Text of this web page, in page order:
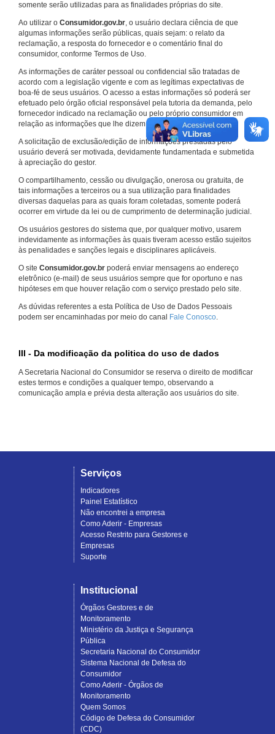
somente serão utilizadas para as finalidades próprias do site.
Ao utilizar o Consumidor.gov.br, o usuário declara ciência de que
algumas informações serão públicas, quais sejam: o relato da
reclamação, a resposta do fornecedor e o comentário final do
consumidor, conforme Termos de Uso.
As informações de caráter pessoal ou confidencial são tratadas de
acordo com a legislação vigente e com as legítimas expectativas de
boa-fé de seus usuários. O acesso a estas informações só poderá ser
efetuado pelo órgão oficial responsável pela tutoria da demanda, pelo
fornecedor indicado na reclamação ou pelo próprio consumidor em
relação as informações que lhe dizem respeito.
A solicitação de exclusão/edição de informações prestadas pelo
usuário deverá ser motivada, devidamente fundamentada e submetida
à apreciação do gestor.
O compartilhamento, cessão ou divulgação, onerosa ou gratuita, de
tais informações a terceiros ou a sua utilização para finalidades
diversas daquelas para as quais foram coletadas, somente poderá
ocorrer em virtude da lei ou de cumprimento de determinação judicial.
Os usuários gestores do sistema que, por qualquer motivo, usarem
indevidamente as informações às quais tiveram acesso estão sujeitos
às penalidades e sanções legais e disciplinares aplicáveis.
O site Consumidor.gov.br poderá enviar mensagens ao endereço
eletrônico (e-mail) de seus usuários sempre que for oportuno e nas
hipóteses em que houver relação com o serviço prestado pelo site.
As dúvidas referentes a esta Política de Uso de Dados Pessoais
podem ser encaminhadas por meio do canal Fale Conosco.
III - Da modificação da politica do uso de dados
A Secretaria Nacional do Consumidor se reserva o direito de modificar
estes termos e condições a qualquer tempo, observando a
comunicação ampla e prévia desta alteração aos usuários do site.
Serviços
Indicadores
Painel Estatístico
Não encontrei a empresa
Como Aderir - Empresas
Acesso Restrito para Gestores e
Empresas
Suporte
Institucional
Órgãos Gestores e de
Monitoramento
Ministério da Justiça e Segurança
Pública
Secretaria Nacional do Consumidor
Sistema Nacional de Defesa do
Consumidor
Como Aderir - Órgãos de
Monitoramento
Quem Somos
Código de Defesa do Consumidor
(CDC)